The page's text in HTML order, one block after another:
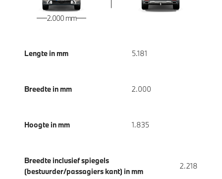
2.000 mm
Lengte in mm 5.181
Breedte in mm 2.000
Hoogte in mm 1.835
Breedte inclusief spiegels
(bestuurder/passagiers kant) in mm
2.218